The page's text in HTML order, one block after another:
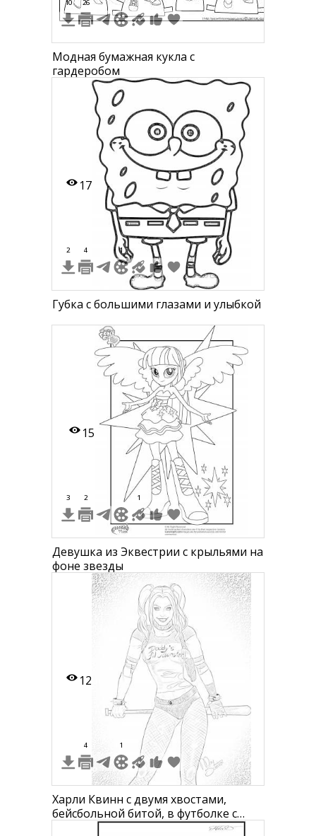
10 26
Модная бумажная кукла с
гардеробом
17
2 4 1
Губка с большими глазами и улыбкой
15
3 2 1
Девушка из Эквестрии с крыльями на
фоне звезды
12
4 1
Харли Квинн с двумя хвостами,
бейсбольной битой, в футболке с
надписью "Daddy's Lil Monster", в